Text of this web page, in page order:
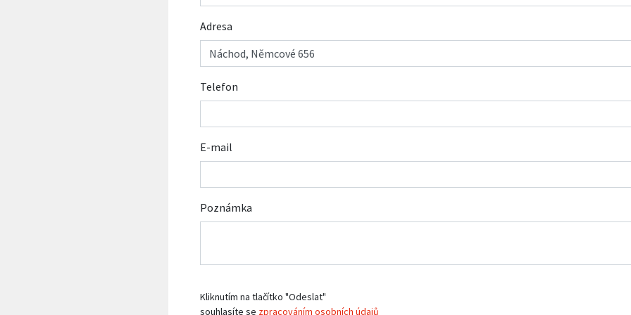
Adresa
Telefon
E-mail
Poznámka
Kliknutím na tlačítko "Odeslat"
souhlasíte se zpracováním osobních údajů